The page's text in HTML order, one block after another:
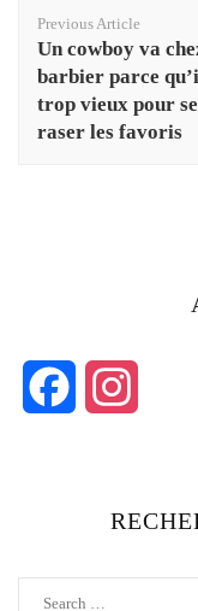
Navigation
Previous Article
Un cowboy va
barbier parce
trop vieux pour se
raser les favoris
Facebook
Search